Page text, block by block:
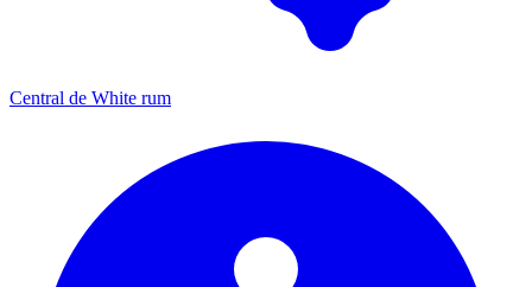
Central de White rum